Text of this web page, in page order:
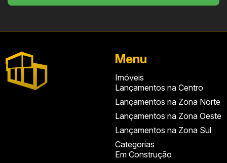
Menu
Imóveis
Lançamentos na Centro
Lançamentos na Zona Norte
Lançamentos na Zona Oeste
Lançamentos na Zona Sul
Categorias
Em Construção